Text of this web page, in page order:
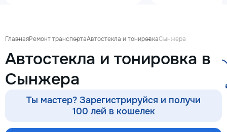
ГлавнаяРемонт транспортаАвтостекла и тонировкаСынжера
Автостекла и тонировка в
Сынжера
Ты мастер? Зарегистрируйся и получи
100 лей в кошелек